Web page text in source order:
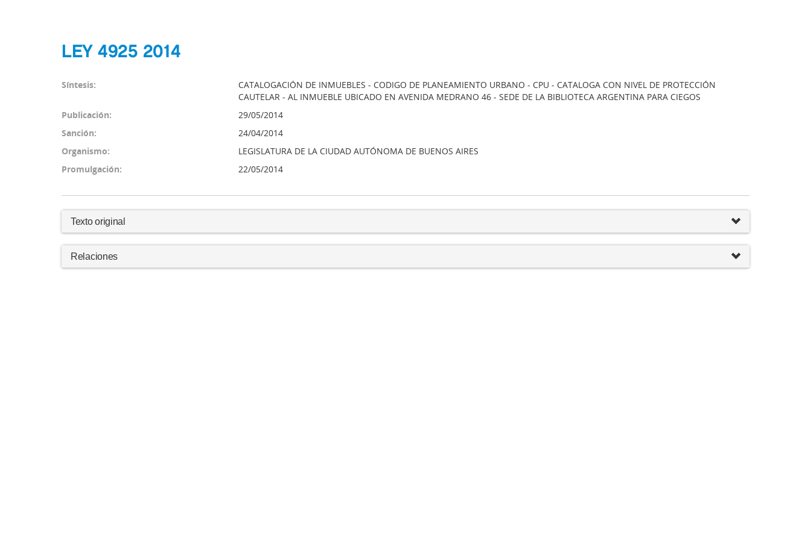
LEY 4925 2014
Síntesis:
CATALOGACIÓN DE INMUEBLES - CODIGO DE PLANEAMIENTO URBANO - CPU - CATALOGA CON NIVEL DE PROTECCIÓN
CAUTELAR - AL INMUEBLE UBICADO EN AVENIDA MEDRANO 46 - SEDE DE LA BIBLIOTECA ARGENTINA PARA CIEGOS
Publicación:
29/05/2014
Sanción:
24/04/2014
Organismo:
LEGISLATURA DE LA CIUDAD AUTÓNOMA DE BUENOS AIRES
Promulgación:
22/05/2014
Texto original
Relaciones